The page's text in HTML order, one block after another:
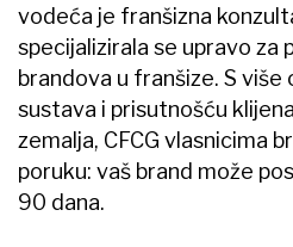
vodeća je franšizna
specijalizirala se upravo za
brandova u franšize. S više
sustava i prisutnošću
zemalja, CFCG vlasnicima
poruku: vaš brand može
90 dana.